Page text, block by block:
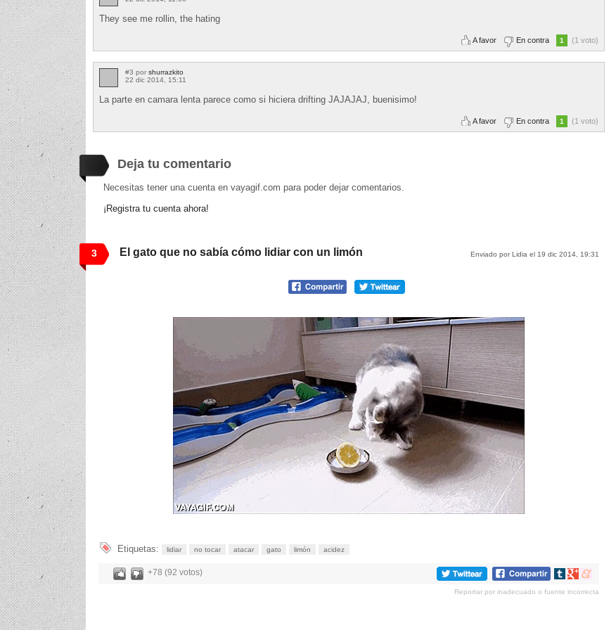
They see me rollin, the hating
A favor En contra 1 (1 voto)
#3 por shurrazkito
22 dic 2014, 15:11
La parte en camara lenta parece como si hiciera drifting JAJAJAJ, buenisimo!
A favor En contra 1 (1 voto)
Deja tu comentario
Necesitas tener una cuenta en vayagif.com para poder dejar comentarios.
¡Registra tu cuenta ahora!
3 Enviado por Lidia el 19 dic 2014, 19:31
El gato que no sabía cómo lidiar con un limón
Etiquetas: lidiar no tocar atacar gato limón acidez
+78 (92 votos)
Compartir
tumblr
Compartir
Google+
Compartir
meneame
Reportar por inadecuado o fuente incorrecta